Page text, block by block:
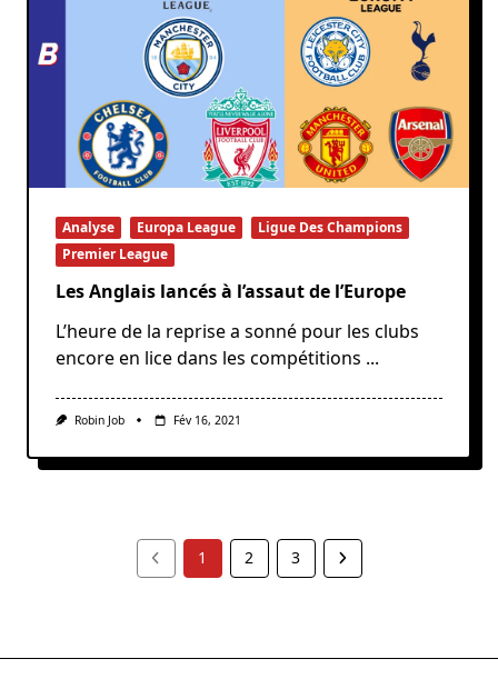
Analyse Europa League
Ligue Des Champions
Premier League
Les Anglais lancés à l’assaut de l’Europe
L’heure de la reprise a sonné pour les clubs
encore en lice dans les compétitions ...
Robin Job Fév 16, 2021
1 2 3